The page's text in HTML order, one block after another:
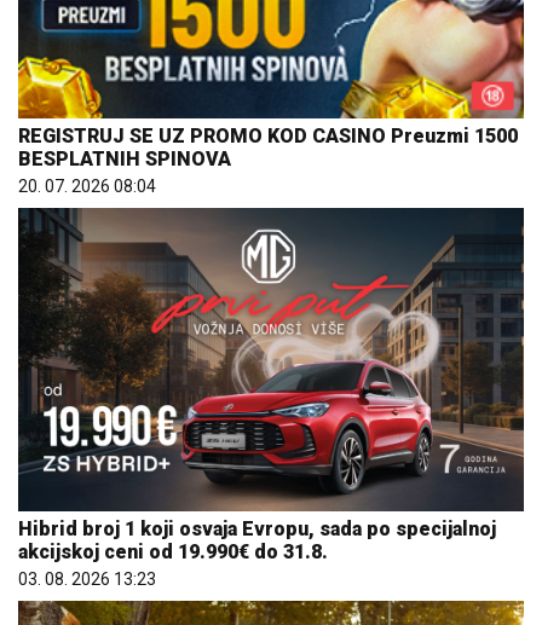
REGISTRUJ SE UZ PROMO KOD CASINO Preuzmi 1500
BESPLATNIH SPINOVA
20. 07. 2026 08:04
Hibrid broj 1 koji osvaja Evropu, sada po specijalnoj
akcijskoj ceni od 19.990€ do 31.8.
03. 08. 2026 13:23